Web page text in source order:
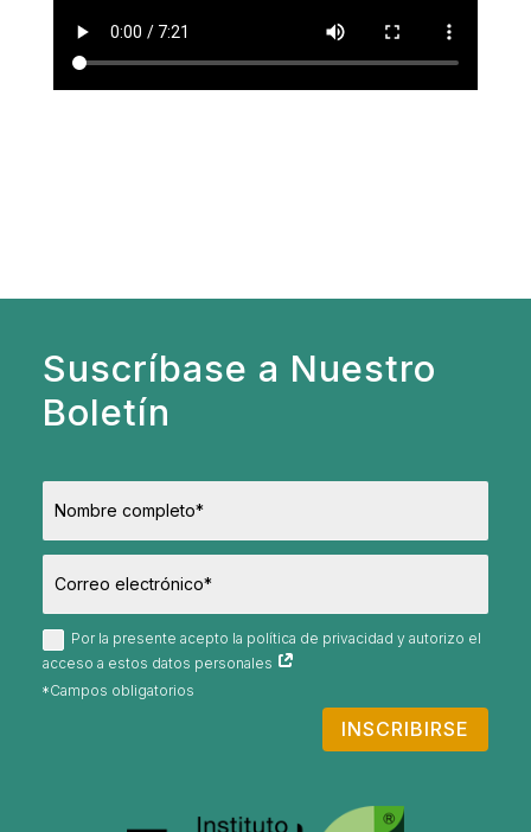
Suscríbase a Nuestro
Boletín
Por la presente acepto la política de privacidad y autorizo el
acceso a estos datos personales
INSCRIBIRSE